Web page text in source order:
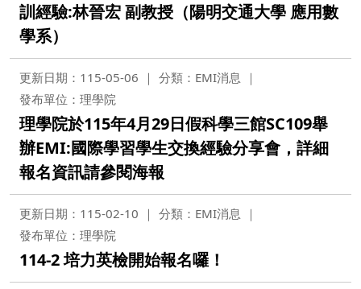
訓經驗:林晉宏 副教授（陽明交通大學 應用數
學系）
更新日期：115-05-06
分類：EMI消息
發布單位：理學院
理學院於115年4月29日假科學三館SC109舉
辦EMI:國際學習學生交換經驗分享會，詳細
報名資訊請參閱海報
更新日期：115-02-10
分類：EMI消息
發布單位：理學院
114-2 培力英檢開始報名囉！